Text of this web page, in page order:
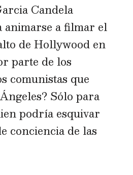
Candela
animarse a filmar el
de Hollywood en
parte de los
comunistas que
Sólo para
podría esquivar
conciencia de las